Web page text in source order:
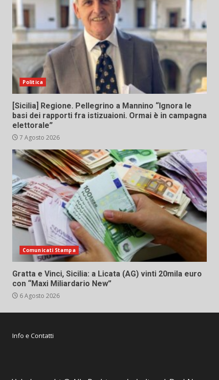
Politica
[Sicilia] Regione. Pellegrino a Mannino “Ignora le
basi dei rapporti fra istizuaioni. Ormai è in campagna
elettorale”
7 Agosto 2026
Comunicati Stampa
Gratta e Vinci, Sicilia: a Licata (AG) vinti 20mila euro
con “Maxi Miliardario New”
6 Agosto 2026
Info e Contatti